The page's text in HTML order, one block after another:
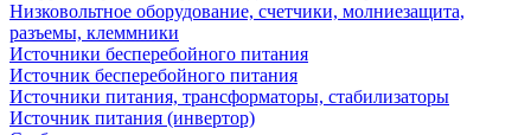
Низковольтное оборудование, счетчики, молниезащита,
разъемы, клеммники
Источники бесперебойного питания
Источник бесперебойного питания
Источники питания, трансформаторы, стабилизаторы
Источник питания (инвертор)